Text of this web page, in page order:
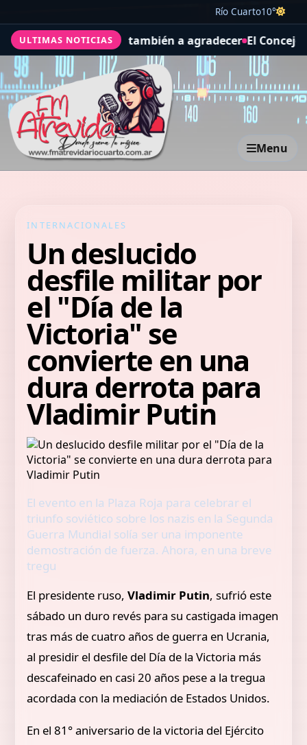
Río Cuarto10°
ULTIMAS NOTICIAS
y también a agradecer El Concejo Deliberante
Menu
INTERNACIONALES
Un deslucido
desfile militar por
el "Día de la
Victoria" se
convierte en una
dura derrota para
Vladimir Putin
El evento en la Plaza Roja para celebrar el
triunfo soviético sobre los nazis en la Segunda
Guerra Mundial solía ser una imponente
demostración de fuerza. Ahora, en una breve
tregu
El presidente ruso,Vladimir Putin, sufrió este
sábado un duro revés para su castigada imagen
tras más de cuatro años de guerra en Ucrania,
al presidir el desfile del Día de la Victoria más
descafeinado en casi 20 años pese a la tregua
acordada con la mediación de Estados Unidos.
En el 81° aniversario de la victoria del Ejército